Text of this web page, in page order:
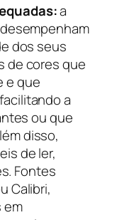
a
dos seus
de cores que
e que
a
ou que
disso,
de ler,
Fontes
Calibri,
em